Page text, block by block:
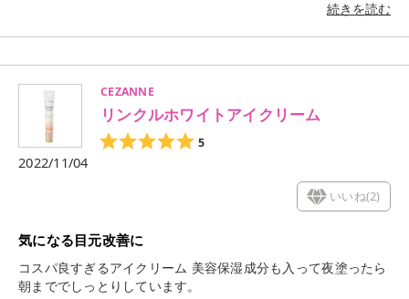
続きを読む
CEZANNE
リンクルホワイトアイクリーム
5
2022/11/04
いいね(2)
気になる目元改善に
コスパ良すぎるアイクリーム 美容保湿成分も入って夜塗ったら
朝まででしっとりしています。